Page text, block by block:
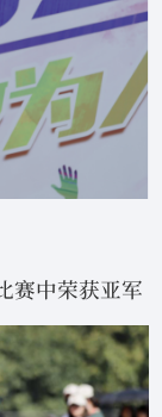
赛中荣获亚军